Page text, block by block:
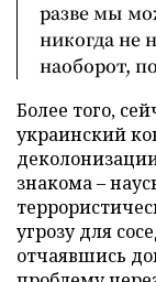
разве мы
никогда не
наоборот,
Более того,
украинский
знакома –
угрозу для
отчаявшись